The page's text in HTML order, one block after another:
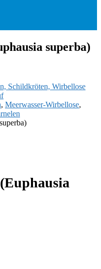
superba)
Schildkröten, Wirbellose
, Meerwasser-Wirbellose,